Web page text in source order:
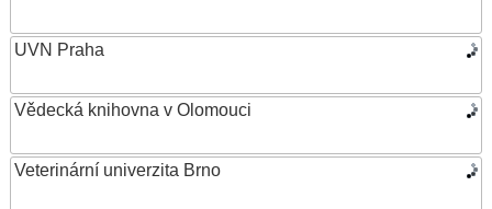
UVN Praha
Vědecká knihovna v Olomouci
Veterinární univerzita Brno